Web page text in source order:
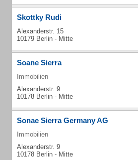
Skottky Rudi
Alexanderstr. 15
10179 Berlin - Mitte
Soane Sierra
Immobilien
Alexanderstr. 9
10178 Berlin - Mitte
Sonae Sierra Germany AG
Immobilien
Alexanderstr. 9
10178 Berlin - Mitte